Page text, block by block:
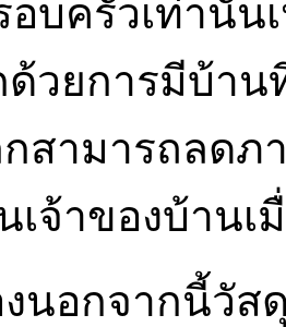
บครัวเท่านั้น
วยการมีบ้าน
สามารถลดภ
เจ้าของบ้านเ
นอกจากนี้วัส